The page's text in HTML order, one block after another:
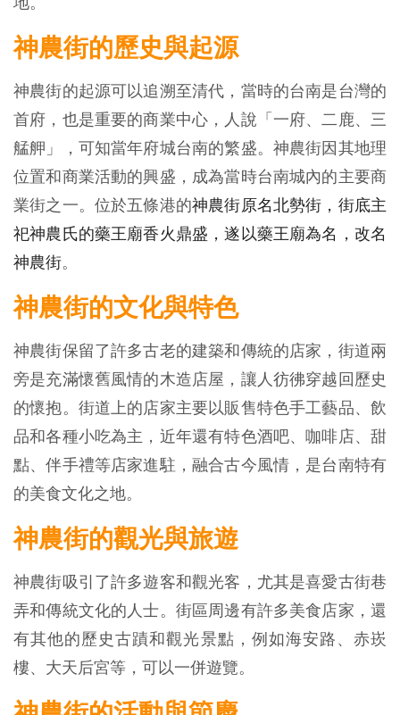
神農街的歷史與起源
神農街的起源可以追溯至清代，當時的台南是台灣的
首府，也是重要的商業中心，人說「一府、二鹿、三
艋舺」，可知當年府城台南的繁盛。神農街因其地理
位置和商業活動的興盛，成為當時台南城內的主要商
業街之一。位於五條港的神農街原名北勢街，街底主
祀神農氏的藥王廟香火鼎盛，遂以藥王廟為名，改名
神農街。
神農街的文化與特色
神農街保留了許多古老的建築和傳統的店家，街道兩
旁是充滿懷舊風情的木造店屋，讓人彷彿穿越回歷史
的懷抱。街道上的店家主要以販售特色手工藝品、飲
品和各種小吃為主，近年還有特色酒吧、咖啡店、甜
點、伴手禮等店家進駐，融合古今風情，是台南特有
的美食文化之地。
神農街的觀光與旅遊
神農街吸引了許多遊客和觀光客，尤其是喜愛古街巷
弄和傳統文化的人士。街區周邊有許多美食店家，還
有其他的歷史古蹟和觀光景點，例如海安路、赤崁
樓、大天后宮等，可以一併遊覽。